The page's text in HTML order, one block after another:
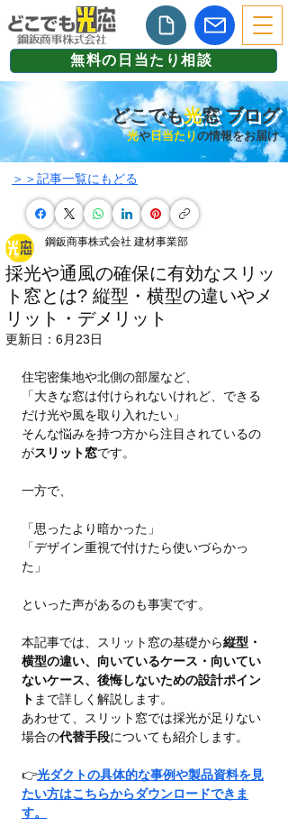
無料の日当たり相談
どこでも光窓 ブログ
光や日当たりの情報をお届け
​＞＞記事一覧にもどる
採光や通風の確保に有効なスリッ
ト窓とは? 縦型・横型の違いやメ
リット・デメリット
鋼鈑商事株式会社 建材事業部
更新日： 6月23日
住宅密集地や北側の部屋など、
「大きな窓は付けられないけれど、できる
だけ光や風を取り入れたい」
そんな悩みを持つ方から注目されているの
がスリット窓です。
一方で、
「思ったより暗かった」
「デザイン重視で付けたら使いづらかっ
た」
といった声があるのも事実です。
本記事では、スリット窓の基礎から縦型・
横型の違い、向いているケース・向いてい
ないケース、後悔しないための設計ポイン
ト まで詳しく解説します。
あわせて、スリット窓では採光が足りない
場合の代替手段についても紹介します。
👉光ダクトの具体的な事例や製品資料を見
たい方はこちらからダウンロードできま
す。